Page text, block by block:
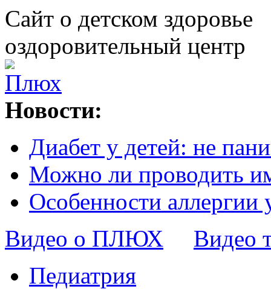
Сайт о детском здоровье
оздоровительный центр
Новости:
Диабет у детей: не
Можно ли проводить
Особенности аллергии
Видео о ПЛЮХ
Видео
Педиатрия